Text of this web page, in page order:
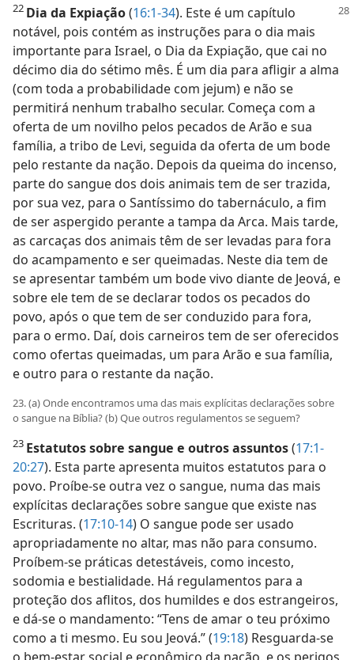
22 Dia da Expiação(16:1-34). Este é um capítulo
notável, pois contém as instruções para o dia mais
importante para Israel, o Dia da Expiação, que cai no
décimo dia do sétimo mês. É um dia para afligir a alma
(com toda a probabilidade com jejum) e não se
permitirá nenhum trabalho secular. Começa com a
oferta de um novilho pelos pecados de Arão e sua
família, a tribo de Levi, seguida da oferta de um bode
pelo restante da nação. Depois da queima do incenso,
parte do sangue dos dois animais tem de ser trazida,
por sua vez, para o Santíssimo do tabernáculo, a fim
de ser aspergido perante a tampa da Arca. Mais tarde,
as carcaças dos animais têm de ser levadas para fora
do acampamento e ser queimadas. Neste dia tem de
se apresentar também um bode vivo diante de Jeová, e
sobre ele tem de se declarar todos os pecados do
povo, após o que tem de ser conduzido para fora,
para o ermo. Daí, dois carneiros tem de ser oferecidos
como ofertas queimadas, um para Arão e sua família,
e outro para o restante da nação.
23. (a) Onde encontramos uma das mais explícitas declarações sobre
o sangue na Bíblia? (b) Que outros regulamentos se seguem?
23 Estatutos sobre sangue e outros assuntos(17:1-
20:27). Esta parte apresenta muitos estatutos para o
povo. Proíbe-se outra vez o sangue, numa das mais
explícitas declarações sobre sangue que existe nas
Escrituras. (17:10-14) O sangue pode ser usado
apropriadamente no altar, mas não para consumo.
Proíbem-se práticas detestáveis, como incesto,
sodomia e bestialidade. Há regulamentos para a
proteção dos aflitos, dos humildes e dos estrangeiros,
e dá-se o mandamento: “Tens de amar o teu próximo
como a ti mesmo. Eu sou Jeová.” (19:18) Resguarda-se